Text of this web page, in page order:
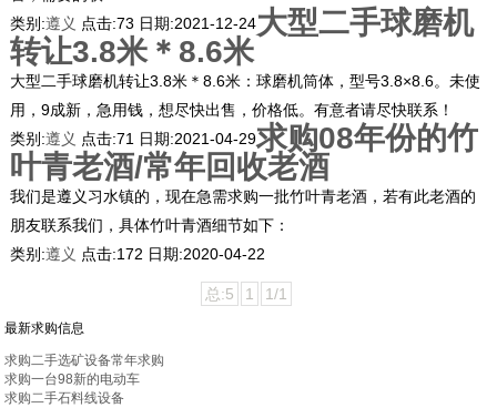
类别:遵义 点击:73 日期:2021-12-24大型二手球磨机
转让3.8米＊8.6米
大型二手球磨机转让3.8米＊8.6米：球磨机筒体，型号3.8×8.6。未使
用，9成新，急用钱，想尽快出售，价格低。有意者请尽快联系！
类别:遵义 点击:71 日期:2021-04-29求购08年份的竹
叶青老酒/常年回收老酒
我们是遵义习水镇的，现在急需求购一批竹叶青老酒，若有此老酒的
朋友联系我们，具体竹叶青酒细节如下：
类别:遵义 点击:172 日期:2020-04-22
总:5 1 1/1
最新求购信息
求购二手选矿设备常年求购
求购一台98新的电动车
求购二手石料线设备